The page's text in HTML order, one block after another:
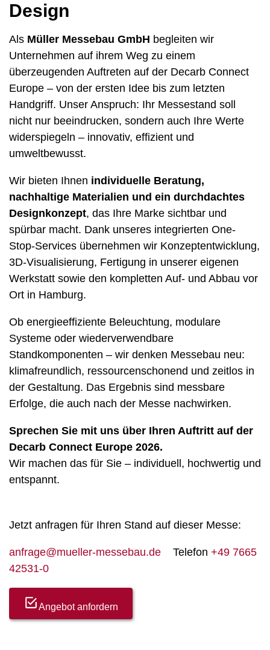
Design
Als Müller Messebau GmbH begleiten wir
Unternehmen auf ihrem Weg zu einem
überzeugenden Auftreten auf der Decarb Connect
Europe – von der ersten Idee bis zum letzten
Handgriff. Unser Anspruch: Ihr Messestand soll
nicht nur beeindrucken, sondern auch Ihre Werte
widerspiegeln – innovativ, effizient und
umweltbewusst.
Wir bieten Ihnen individuelle Beratung,
nachhaltige Materialien und ein durchdachtes
Designkonzept, das Ihre Marke sichtbar und
spürbar macht. Dank unseres integrierten One-
Stop-Services übernehmen wir Konzeptentwicklung,
3D-Visualisierung, Fertigung in unserer eigenen
Werkstatt sowie den kompletten Auf- und Abbau vor
Ort in Hamburg.
Ob energieeffiziente Beleuchtung, modulare
Systeme oder wiederverwendbare
Standkomponenten – wir denken Messebau neu:
klimafreundlich, ressourcenschonend und zeitlos in
der Gestaltung. Das Ergebnis sind messbare
Erfolge, die auch nach der Messe nachwirken.
Sprechen Sie mit uns über Ihren Auftritt auf der
Decarb Connect Europe 2026.
Wir machen das für Sie – individuell, hochwertig und
entspannt.
Jetzt anfragen für Ihren Stand auf dieser Messe:
anfrage@mueller-messebau.de Telefon +49 7665
42531-0
Angebot anfordern